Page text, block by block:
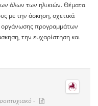
όλων των ηλικιών. Θέματα
με την άσκηση, σχετικά
οργάνωσης προγραμμάτων
την ευχαρίστηση και
-